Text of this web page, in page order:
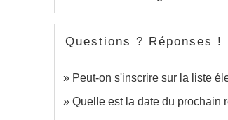
Questions ? Réponses !
Peut-on s'inscrire sur la liste
Quelle est la date du prochain